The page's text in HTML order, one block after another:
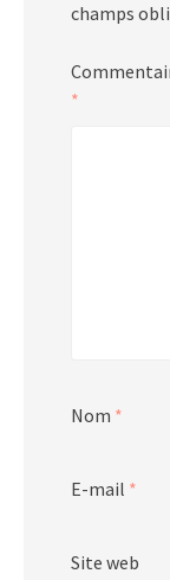
champs
*
Nom *
E-mail *
Site web